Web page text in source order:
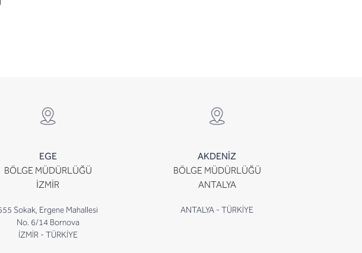
EGE
BÖLGE MÜDÜRLÜĞÜ
İZMİR
Sokak, Ergene Mahallesi
No. 6/14 Bornova
İZMİR - TÜRKİYE
AKDENİZ
BÖLGE MÜDÜRLÜĞÜ
ANTALYA
ANTALYA - TÜRKİYE